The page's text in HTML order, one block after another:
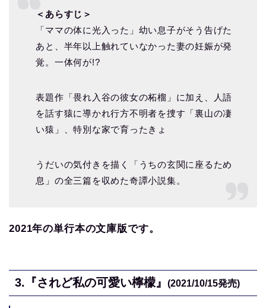
＜あらすじ＞
「ママの体に光入った」幼い息子がそう告げた
あと、半年以上触れていなかった妻の妊娠が発
覚。一体何が!?
表題作「畏れ入谷の彼女の柘榴」に加え、人語
を話す猿に導かれ行方不明者を捜す「裏山の凄
い猿」、特別な家で育ったきょ
うだいの気付きを描く「うちの玄関に座るため
息」の全三篇を収めた奇譚小説集。
2021年の単行本の文庫版です。
3. 『されど私の可愛い檸檬』 (2021/10/15発売)